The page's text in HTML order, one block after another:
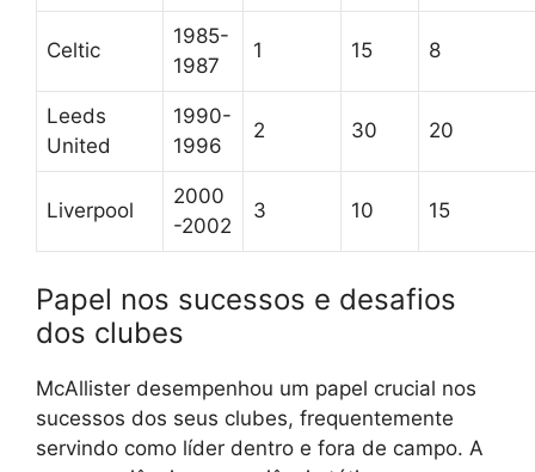
Celtic
1985-
1987
1 15 8
Leeds
United
1990-
1996
2 30 20
Liverpool
2000
-2002
3 10 15
Papel nos sucessos e desafios
dos clubes
McAllister desempenhou um papel crucial nos
sucessos dos seus clubes, frequentemente
servindo como líder dentro e fora de campo. A